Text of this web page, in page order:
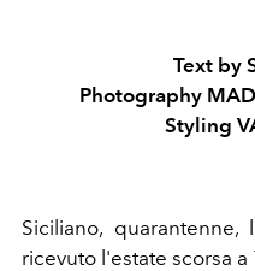
Text by
Photography
Styling
Siciliano, quarantenne,
ricevuto l'estate scorsa